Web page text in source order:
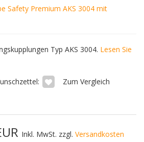
Safety Premium AKS 3004 mit
Typ AKS 3004. Lesen Sie
Zum Vergleich
Inkl. MwSt. zzgl. Versandkosten